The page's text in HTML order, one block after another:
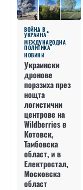
ВОЙНА В
УКРАЙНА
МЕЖДУНАРОДНА
ПОЛИТИКА
НОВИНИ
Украински
дронове
поразиха през
нощта
логистични
центрове на
Wildberries в
Котовск,
Тамбовска
област, и в
Електростал,
Московска
област